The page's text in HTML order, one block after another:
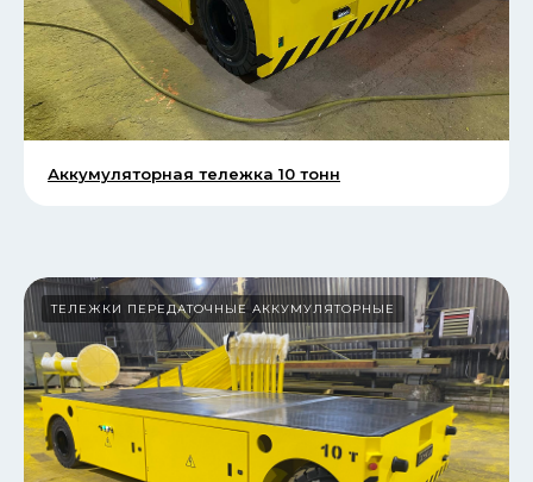
Аккумуляторная тележка 10 тонн
ТЕЛЕЖКИ ПЕРЕДАТОЧНЫЕ АККУМУЛЯТОРНЫЕ